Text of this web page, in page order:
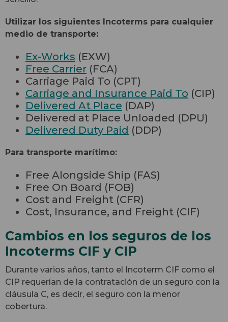
Utilizar los siguientes Incoterms para cualquier
medio de transporte:
Ex-Works (EXW)
Free Carrier (FCA)
Carriage Paid To (CPT)
Carriage and Insurance Paid To (CIP)
Delivered At Place (DAP)
Delivered at Place Unloaded (DPU)
Delivered Duty Paid (DDP)
Para transporte marítimo:
Free Alongside Ship (FAS)
Free On Board (FOB)
Cost and Freight (CFR)
Cost, Insurance, and Freight (CIF)
Cambios en los seguros de los
Incoterms CIF y CIP
Durante varios años, tanto el Incoterm CIF como el
CIP requerían de la contratación de un seguro con la
cláusula C, es decir, el seguro con la menor
cobertura.